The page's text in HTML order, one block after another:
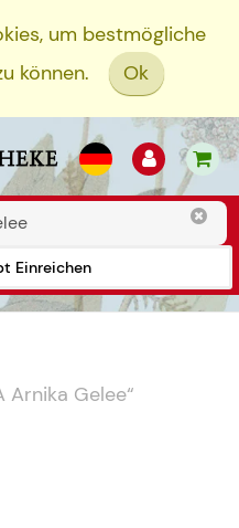
um bestmögliche
können.
Ok
Einreichen
Arnika Gelee“